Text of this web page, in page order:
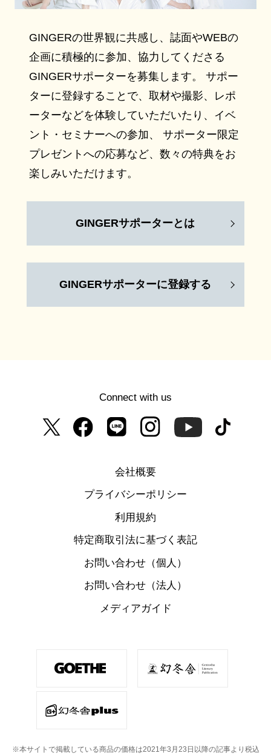
GINGERの世界観に共感し、誌面やWEBの
企画に積極的に参加、協力してくださる
GINGERサポーターを募集します。 サポー
ターに登録することで、取材や撮影、レポ
ーターなどを体験していただいたり、イベ
ント・セミナーへの参加、 サポーター限定
プレゼントへの応募など、数々の特典をお
楽しみいただけます。
GINGERサポーターとは
GINGERサポーターに登録する
Connect with us
会社概要
プライバシーポリシー
利用規約
特定商取引法に基づく表記
お問い合わせ（個人）
お問い合わせ（法人）
メディアガイド
※本サイトで掲載している商品の価格は2021年3月23日以降の記事より税込